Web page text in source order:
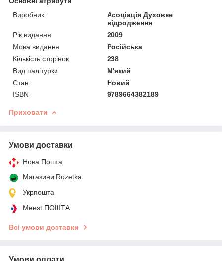
Виробник
Асоціація Духовне
відродження
Рік видання
2009
Мова видання
Російська
Кількість сторінок
238
Вид палітурки
М'який
Стан
Новий
ISBN
9789664382189
Приховати
Умови доставки
Нова Пошта
Магазини Rozetka
Укрпошта
Meest ПОШТА
Всі умови доставки
Умови оплати